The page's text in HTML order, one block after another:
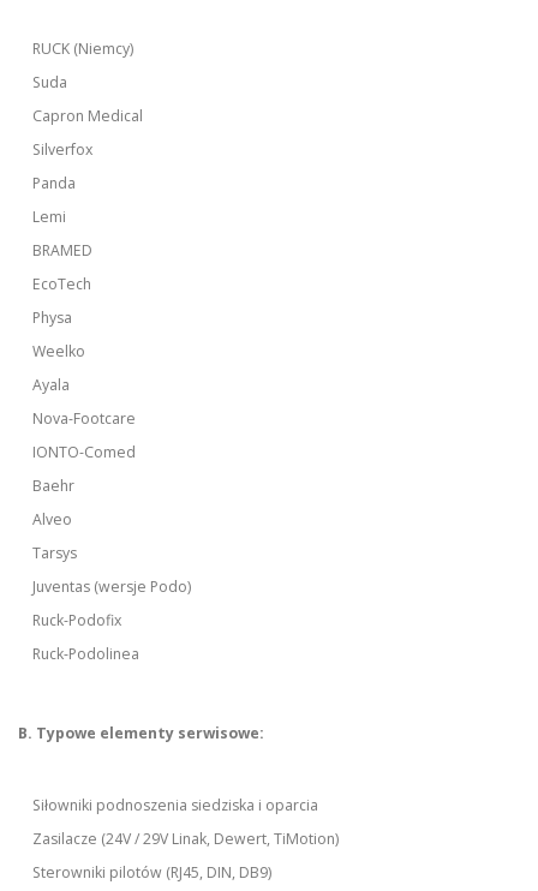
RUCK (Niemcy)
Suda
Capron Medical
Silverfox
Panda
Lemi
BRAMED
EcoTech
Physa
Weelko
Ayala
Nova-Footcare
IONTO-Comed
Baehr
Alveo
Tarsys
Juventas (wersje Podo)
Ruck-Podofix
Ruck-Podolinea
B. Typowe elementy serwisowe:
Siłowniki podnoszenia siedziska i oparcia
Zasilacze (24V / 29V Linak, Dewert, TiMotion)
Sterowniki pilotów (RJ45, DIN, DB9)